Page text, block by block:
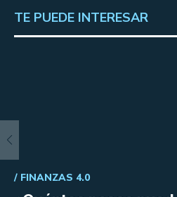
TE PUEDE INTERESAR
/ FINANZAS 4.0